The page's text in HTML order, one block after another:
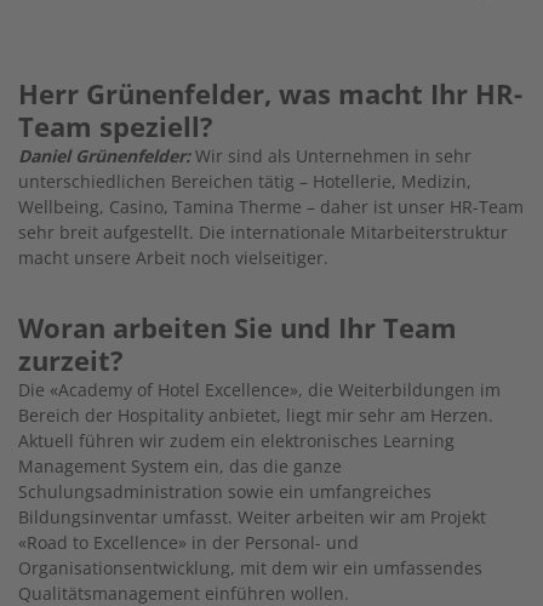
Herr Grünenfelder, was macht Ihr HR-
Team speziell?
Daniel Grünenfelder:Wir sind als Unternehmen in sehr
unterschiedlichen Bereichen tätig – Hotellerie, Medizin,
Wellbeing, Casino, Tamina Therme – daher ist unser HR-Team
sehr breit aufgestellt. Die internationale Mitarbeiterstruktur
macht unsere Arbeit noch vielseitiger.
Woran arbeiten Sie und Ihr Team
zurzeit?
Die «Academy of Hotel Excellence», die Weiterbildungen im
Bereich der Hospitality anbietet, liegt mir sehr am Herzen.
Aktuell führen wir zudem ein elektronisches Learning
Management System ein, das die ganze
Schulungsadministration sowie ein umfangreiches
Bildungsinventar umfasst. Weiter arbeiten wir am Projekt
«Road to Excellence» in der Personal- und
Organisationsentwicklung, mit dem wir ein umfassendes
Qualitätsmanagement einführen wollen.